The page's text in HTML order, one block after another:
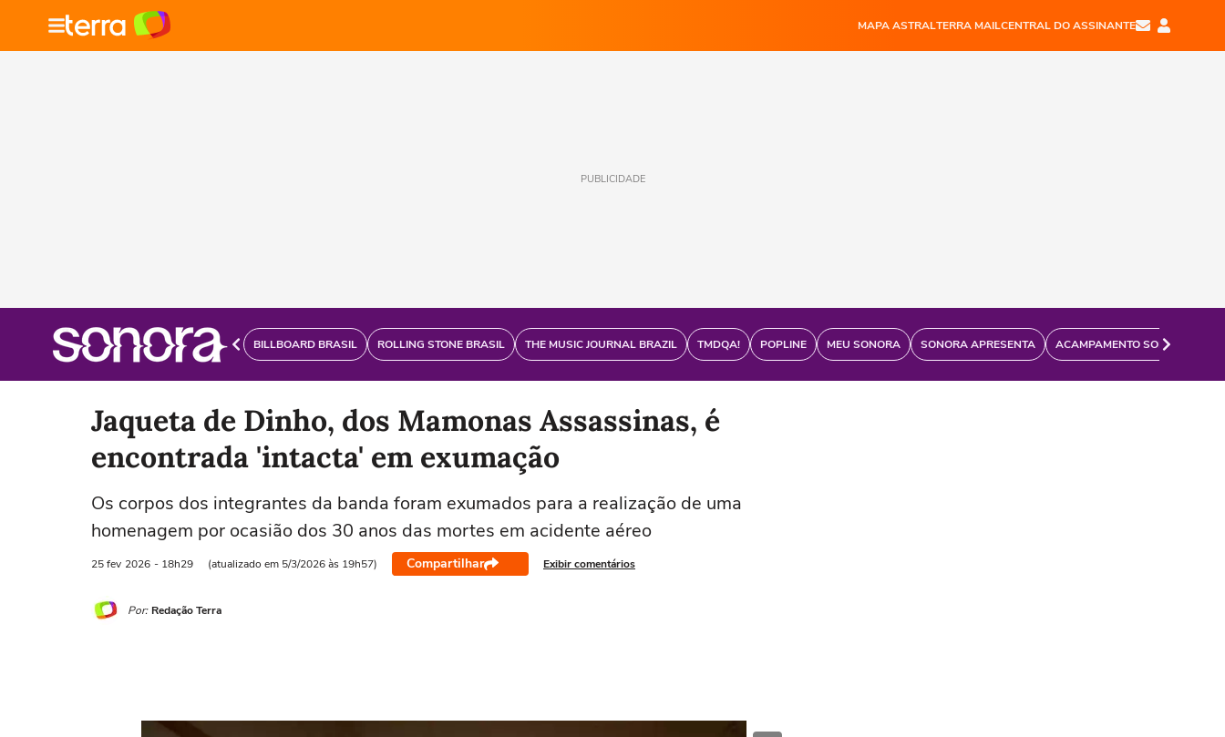
MAPA ASTRALTERRA MAILCENTRAL DO ASSINANTE
PUBLICIDADE
BILLBOARD BRASIL ROLLING STONE BRASIL THE MUSIC JOURNAL BRAZIL TMDQA! POPLINE MEU SONORA SONORA APRESENTA ACAMPAMENTO SONORA
Jaqueta de Dinho, dos Mamonas Assassinas, é
encontrada 'intacta' em exumação
Os corpos dos integrantes da banda foram exumados para a realização de uma
homenagem por ocasião dos 30 anos das mortes em acidente aéreo
25 fev 2026 - 18h29 (atualizado em 5/3/2026 às 19h57) Compartilhar Exibir comentários
Por: Redação Terra